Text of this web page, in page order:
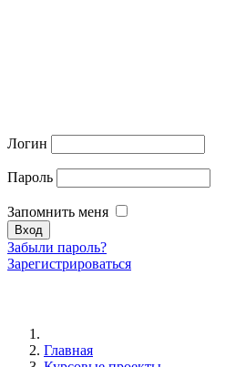
Логин
Пароль
Запомнить меня
Забыли пароль?
Зарегистрироваться
Главная